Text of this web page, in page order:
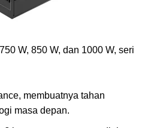
W, 850 W, dan 1000 W, seri
membuatnya tahan
masa depan.